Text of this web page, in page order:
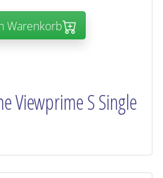
Warenkorb
Viewprime S Single